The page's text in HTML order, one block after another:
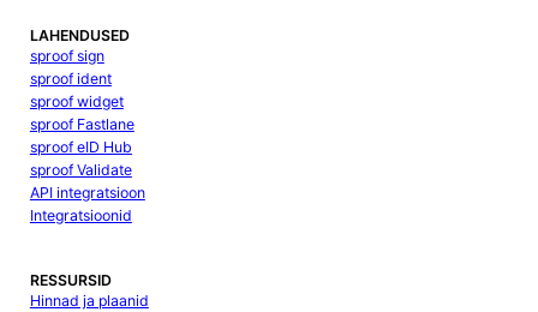
LAHENDUSED
sproof sign
sproof ident
sproof widget
sproof Fastlane
sproof eID Hub
sproof Validate
API integratsioon
Integratsioonid
RESSURSID
Hinnad ja plaanid